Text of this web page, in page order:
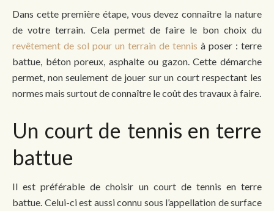
Dans cette première étape, vous devez connaître la nature
de votre terrain. Cela permet de faire le bon choix du
revêtement de sol pour un terrain de tennis à poser : terre
battue, béton poreux, asphalte ou gazon. Cette démarche
permet, non seulement de jouer sur un court respectant les
normes mais surtout de connaître le coût des travaux à faire.
Un court de tennis en terre
battue
Il est préférable de choisir un court de tennis en terre
battue. Celui-ci est aussi connu sous l’appellation de surface